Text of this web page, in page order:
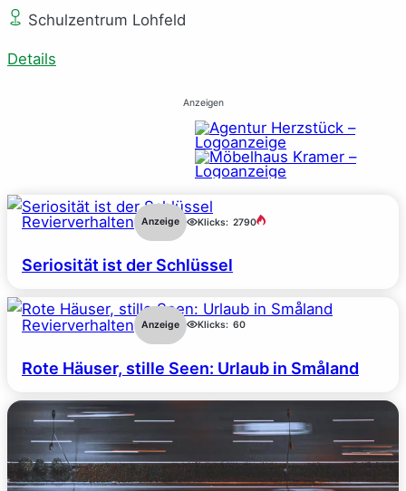
Schulzentrum Lohfeld
Details
Anzeigen
Revierverhalten Anzeige Klicks: 2790
Seriosität ist der Schlüssel
Revierverhalten Anzeige Klicks: 60
Rote Häuser, stille Seen: Urlaub in Småland